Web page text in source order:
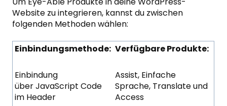
Website zu integrieren, kannst du zwischen
folgenden Methoden wählen:
Einbindungsmethode: Verfügbare Produkte:
Einbindung
über JavaScript Code
im Header
Assist, Einfache
Sprache, Translate und
Access